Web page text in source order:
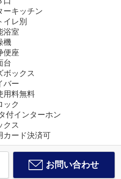
ーキッチン
イレ別
浴室
機
便座
台
ボックス
バー
用料無料
ック
付インターホン
クス
カード決済可
お問い合わせ